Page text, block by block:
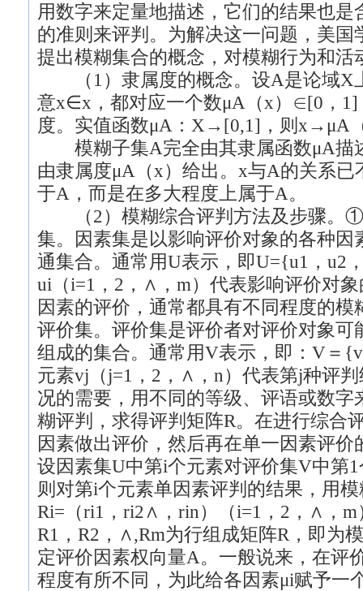
用数字来定量地描述，它们的结果也
的准则来评判。为解决这一问题，美国
提出模糊集合的概念，对模糊行为和活
（1）隶属度的概念。设A是论域X
意x∈x，都对应一个数μA（x）∈[0，1]
度。实值函数μA：X→[0,1]，则x→μA
模糊子集A完全由其隶属函数μA描
由隶属度μA（x）给出。x与A的关系
于A，而是在多大程度上属于A。
（2）模糊综合评判方法及步骤。①
集。因素集是以影响评价对象的各种因
通集合。通常用U表示，即U={u1，u2
ui（i=1，2，∧，m）代表影响评价对
因素的评价，通常都具有不同程度的
评价集。评价集是评价者对评价对象可
组成的集合。通常用V表示，即：V＝
元素vj（j=1，2，∧，n）代表第j种评
况的需要，用不同的等级、评语或数
糊评判，求得评判矩阵R。在进行综合
因素做出评价，然后再在单一因素评
设因素集U中第i个元素对评价集V中第
则对第i个元素单因素评判的结果，用
Ri=（ri1，ri2∧，rin）（i=1，2，∧，m
R1，R2，∧,Rm为行组成矩阵R，即为
定评价因素权向量A。一般说来，在评
程度有所不同，为此给各因素μi赋予一